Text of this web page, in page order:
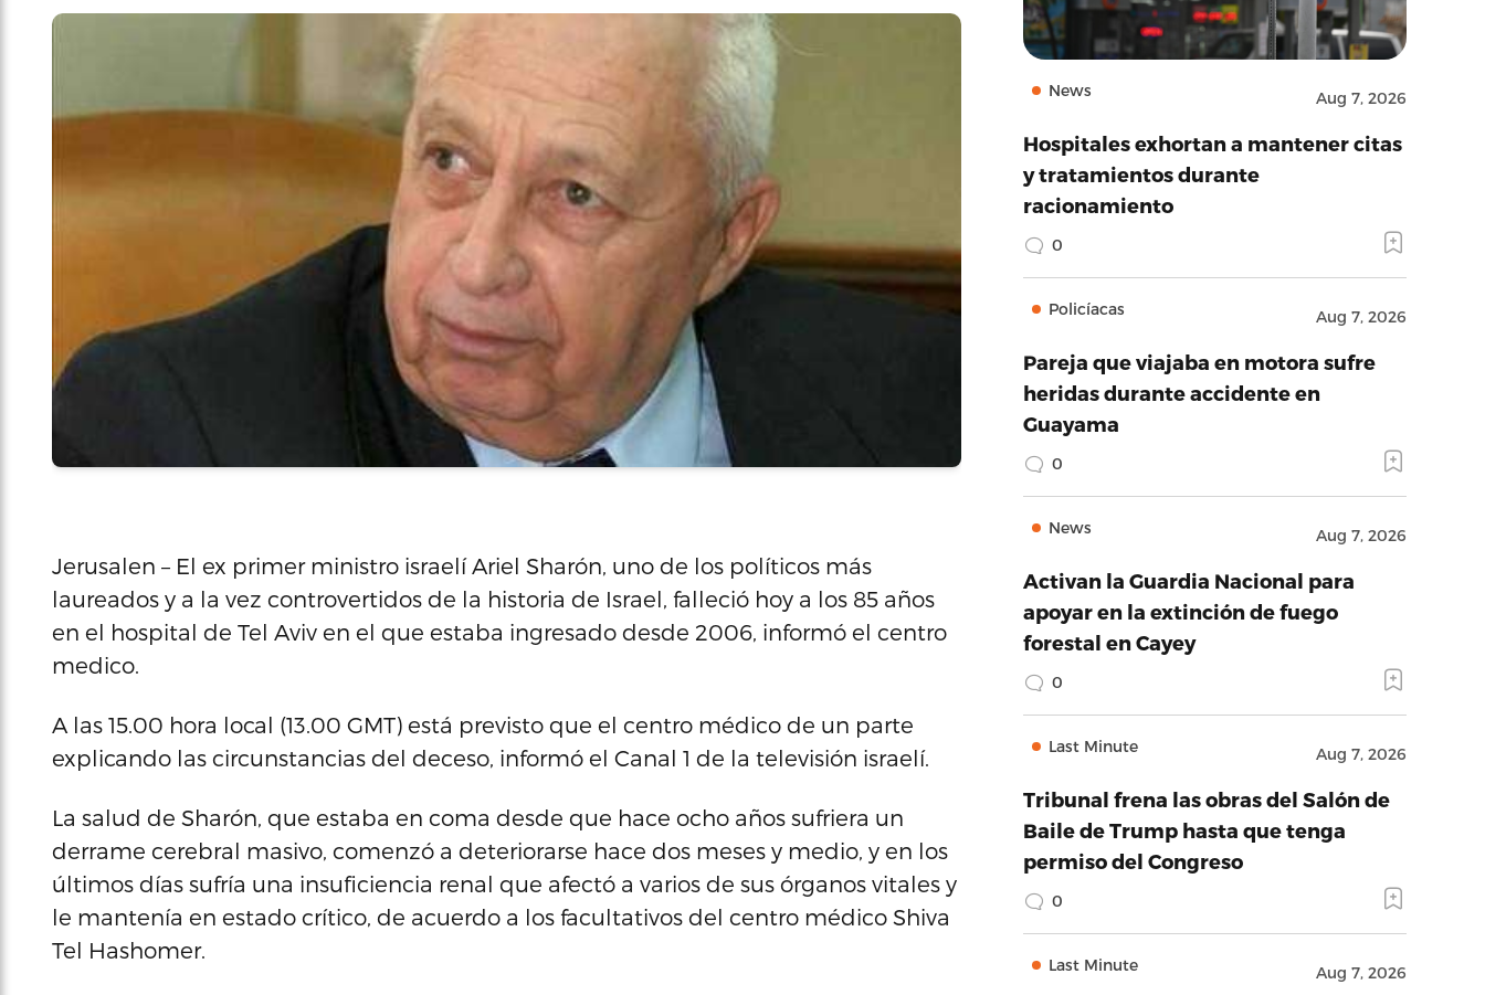
Jerusalen – El ex primer ministro israelí Ariel Sharón, uno de los políticos más
laureados y a la vez controvertidos de la historia de Israel, falleció hoy a los 85 años
en el hospital de Tel Aviv en el que estaba ingresado desde 2006, informó el centro
medico.
A las 15.00 hora local (13.00 GMT) está previsto que el centro médico de un parte
explicando las circunstancias del deceso, informó el Canal 1 de la televisión israelí.
La salud de Sharón, que estaba en coma desde que hace ocho años sufriera un
derrame cerebral masivo, comenzó a deteriorarse hace dos meses y medio, y en los
últimos días sufría una insuficiencia renal que afectó a varios de sus órganos vitales y
le mantenía en estado crítico, de acuerdo a los facultativos del centro médico Shiva
Tel Hashomer.
News Aug 7, 2026
Hospitales exhortan a mantener citas
y tratamientos durante
racionamiento
0
Policíacas Aug 7, 2026
Pareja que viajaba en motora sufre
heridas durante accidente en
Guayama
0
News Aug 7, 2026
Activan la Guardia Nacional para
apoyar en la extinción de fuego
forestal en Cayey
0
Last Minute Aug 7, 2026
Tribunal frena las obras del Salón de
Baile de Trump hasta que tenga
permiso del Congreso
0
Last Minute Aug 7, 2026